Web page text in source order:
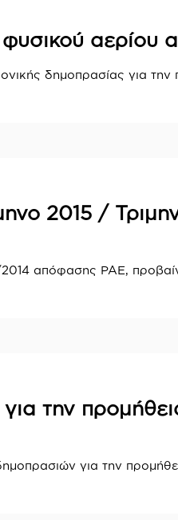
δημοπρασίας για
2015 /
απόφασης ΡΑΕ,
την
για την